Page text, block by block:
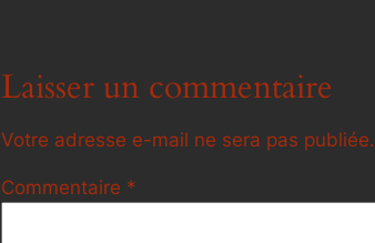
Laisser un commentaire
Votre adresse e-mail ne sera pas publiée.
Commentaire *